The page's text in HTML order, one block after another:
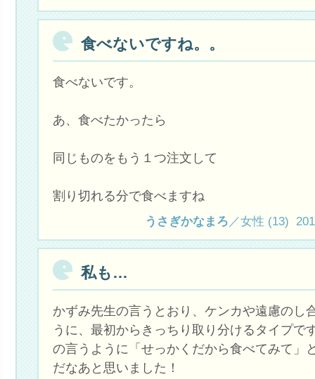
食べないですね。。
食べないです。
あ、食べたかったら
同じものをもう１つ注文して
割り切れる分で食べますね
うさぎかなまろ ／女性 (13)
私も…
かずみ先生の言うとおり、ケンカや遠慮のし
うに、最初からきっちり取り分けるタイプで
の言うように「せっかくだから食べてみて」
だなあと思いました！